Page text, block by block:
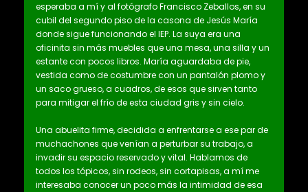
esperaba a mí y al fotógrafo Francisco Zeballos, en su
cubil del segundo piso de la casona de Jesús María
donde sigue funcionando el IEP. La suya era una
oficinita sin más muebles que una mesa, una silla y un
estante con pocos libros. María aguardaba de pie,
vestida como de costumbre con un pantalón plomo y
un saco grueso, a cuadros, de esos que sirven tanto
para mitigar el frío de esta ciudad gris y sin cielo.
Una abuelita firme, decidida a enfrentarse a ese par de
muchachones que venían a perturbar su trabajo, a
invadir su espacio reservado y vital. Hablamos de
todos los tópicos, sin rodeos, sin cortapisas, a mí me
interesaba conocer un poco más la intimidad de esa